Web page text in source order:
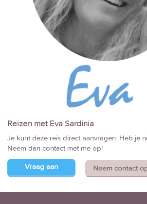
Reizen met Eva Sardinia
Je kunt deze reis direct aanvragen. Heb je
Neem dan contact met me op!
Vraag aan